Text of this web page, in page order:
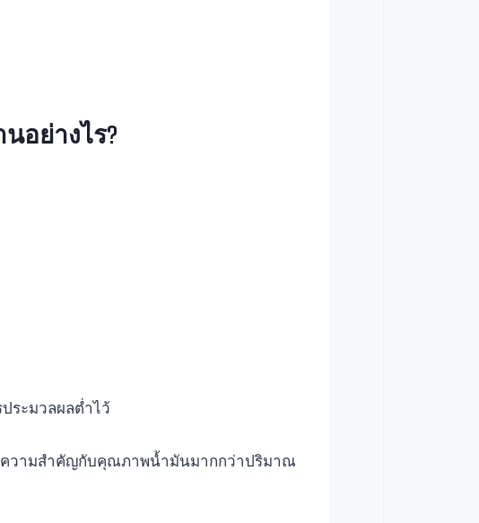
อย่างไร?
ระมวลผลต่ำไว้
ความสำคัญกับคุณภาพน้ำมันมากกว่าปริมาณ